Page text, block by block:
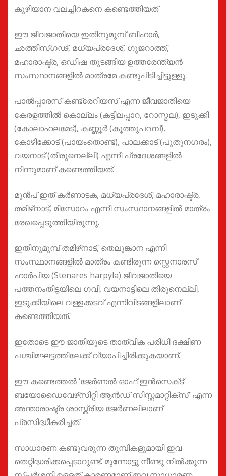
കുഴിയാന വലച്ചിറകനെ കണ്ടെത്തിയത്.
ഈ ജീവജാതിയെ ഇതിനുമുമ്പ് ബീഹാർ,
ഛത്തീസ്‌ഗഢ്, മധ്യപ്രദേശ്, ഗുജറാത്ത്,
മഹാരാഷ്ട്ര, ഒഡീഷ തുടങ്ങിയ ഉത്തരേന്ത്യൻ
സംസ്ഥാനങ്ങളിൽ മാത്രമേ കണ്ടുപിടിച്ചിട്ടുള്ളൂ.
പാൽപ്പാരസ് കണ്ട്രേറിയസ് എന്ന ജീവജാതിയെ
കേരളത്തിൽ കൊല്ലം (കട്ടിലപ്പാറ, റോസ്മ‌ല), ഇടുക്കി
(കോലാഹലമേട്), കണ്ണൂർ (കൂത്തുപറമ്പ്),
കോഴിക്കോട് (പായംതൊണ്ട്), പാലക്കാട് (പുതുനഗരം),
വയനാട് (തിരുനെല്ലി) എന്നീ പ്രദേശങ്ങളിൽ
നിന്നുമാണ് കണ്ടെത്തിയത്.
മുൻപ് ഇത് കർണാടക, മധ്യപ്രദേശ്, മഹാരാഷ്ട്ര,
തമിഴ്‌നാട്, മിസോറം എന്നീ സംസ്ഥാനങ്ങളിൽ മാത്രം
രേഖപ്പെടുത്തിയിരുന്നു.
ഇതിനുമുമ്പ് തമിഴ്‌നാട്, തെലുങ്കാന എന്നീ
സംസ്ഥാനങ്ങളിൽ മാത്രം കണ്ടിരുന്ന സ്റ്റെനാരസ്
ഹാർപിയ (Stenares harpyla) ജീവജാതിയെ
പത്തനംതിട്ടയിലെ ഗവി, വയനാട്ടിലെ തിരുനെല്ലി,
ഇടുക്കിയിലെ വള്ളക്കടവ് എന്നിവിടങ്ങളിലാണ്
കണ്ടെത്തിയത്.
ഇതോടെ ഈ ജാതിയുടെ താത്വിക പരിധി ദക്ഷിണ
പശ്ചിമഘട്ടത്തിലേക്ക് വ്യാപിച്ചിരിക്കുകയാണ്.
ഈ കണ്ടെത്തൽ ‘ജേർണൽ ഓഫ് ഇൻസെക്‌ട്
ബയോഡൈവേഴ്‌സിറ്റി ആൻഡ് സിസ്റ്റമാറ്റിക്സ്’ എന്ന
അന്താരാഷ്ട്ര ശാസ്ത്രീയ ജേർണലിലാണ്
പ്രസിദ്ധീകരിച്ചത്.
സാധാരണ കണ്ടുവരുന്ന തുമ്പികളുമായി ഇവ
തെറ്റിദ്ധരിക്കപ്പെടാറുണ്ട്. മുന്നോട്ടു നീണ്ടു നിൽക്കുന്ന